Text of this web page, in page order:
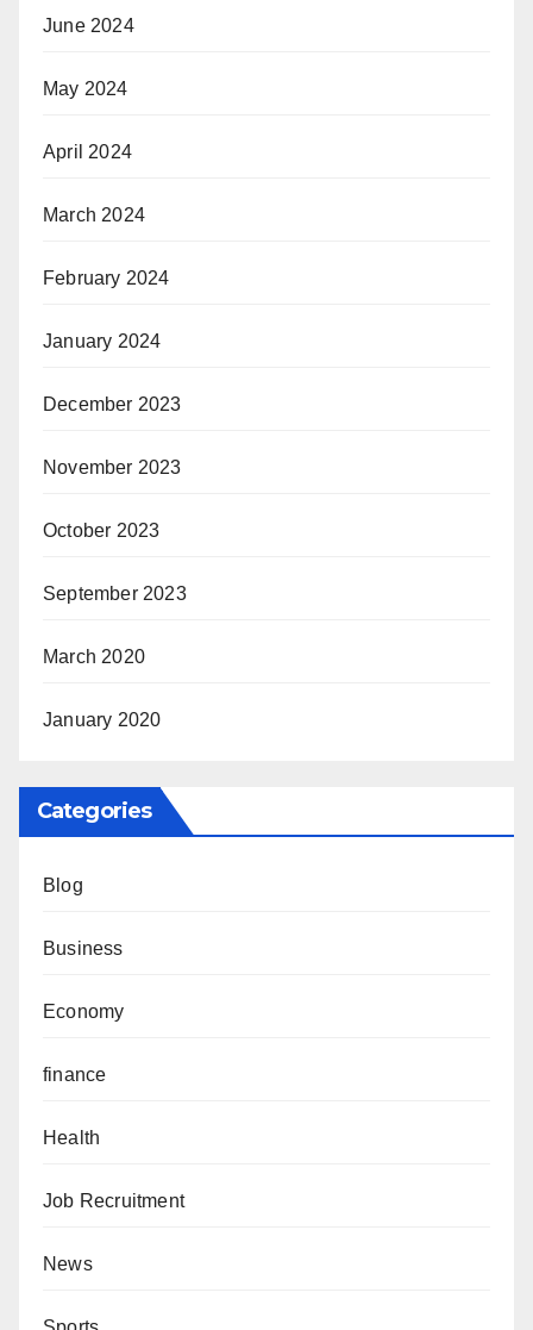
June 2024
May 2024
April 2024
March 2024
February 2024
January 2024
December 2023
November 2023
October 2023
September 2023
March 2020
January 2020
Categories
Blog
Business
Economy
finance
Health
Job Recruitment
News